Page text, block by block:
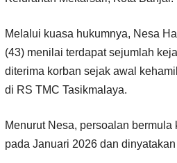
Melalui kuasa hukumnya, Nesa
(43) menilai terdapat sejumlah
diterima korban sejak awal
di RS TMC Tasikmalaya.
Menurut Nesa, persoalan
pada Januari 2026 dan